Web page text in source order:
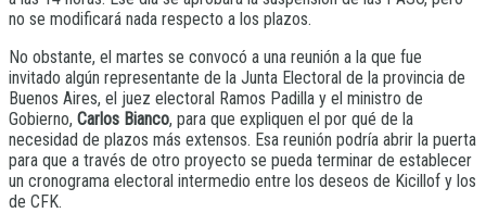
no se modificará nada respecto a los plazos.
No obstante, el martes se convocó a una reunión a la que fue
invitado algún representante de la Junta Electoral de la provincia de
Buenos Aires, el juez electoral Ramos Padilla y el ministro de
Gobierno, Carlos Bianco, para que expliquen el por qué de la
necesidad de plazos más extensos. Esa reunión podría abrir la puerta
para que a través de otro proyecto se pueda terminar de establecer
un cronograma electoral intermedio entre los deseos de Kicillof y los
de CFK.